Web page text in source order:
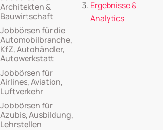
Architekten &
Bauwirtschaft
Jobbörsen für die
Automobilbranche,
KfZ, Autohändler,
Autowerkstatt
Jobbörsen für
Airlines, Aviation,
Luftverkehr
Jobbörsen für
Azubis, Ausbildung,
Lehrstellen
Ergebnisse &
Analytics